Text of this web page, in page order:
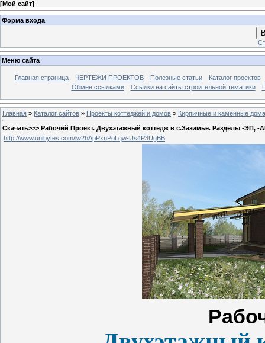
[Мой сайт]
Форма входа
Меню сайта
Главная страница ЧЕРТЕЖИ ПРОЕКТОВ Полезные статьи
Каталог проектов
Обмен ссылками
Ссылки на сайты строительной тематики
Главная » Каталог сайтов » Проекты коттеджей и домов » Кирпичные и каменные дома
Скачать>>> Рабочий Проект. Двухэтажный коттедж в с.Зазимье. Разделы -ЭП,
http://www.unibytes.com/lw2hApPxnPoLqw-Us4P3UgBB